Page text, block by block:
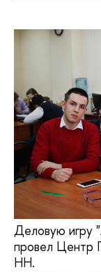
Деловую игру
провел Центр
НН.